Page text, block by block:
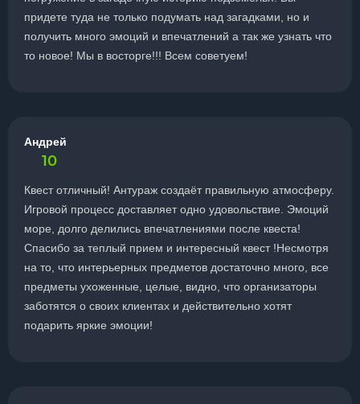
придете туда не только подумать над загадками, но и
получить много эмоций и впечатлений а так же узнать что
то новое! Мы в восторге!!! Всем советуем!
Андрей
10
Квест отличный! Антураж создаёт правильную атмосферу.
Игровой процесс доставляет одно удовольствие. Эмоций
море, долго делились впечатлениями после квеста!
Спасибо за теплый прием и интересный квест !Несмотря
на то, что интерьерных предметов достаточно много, все
предметы ухоженные, целые, видно, что организаторы
заботятся о своих клиентах и действительно хотят
подарить яркие эмоции!